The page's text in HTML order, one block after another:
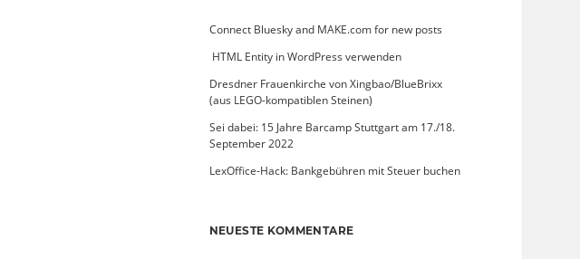
Connect Bluesky and MAKE.com for new posts
­ HTML Entity in WordPress verwenden
Dresdner Frauenkirche von Xingbao/BlueBrixx
(aus LEGO-kompatiblen Steinen)
Sei dabei: 15 Jahre Barcamp Stuttgart am 17./18.
September 2022
LexOffice-Hack: Bankgebühren mit Steuer buchen
NEUESTE KOMMENTARE